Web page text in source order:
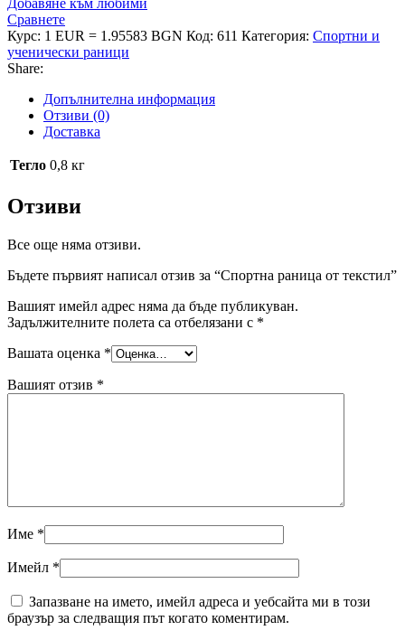
Добавяне към любими
Сравнете
Курс: 1 EUR = 1.95583 BGN Код: 611 Категория: Спортни и
ученически раници
Share:
Допълнителна информация
Отзиви (0)
Доставка
Тегло 0,8 кг
Отзиви
Все още няма отзиви.
Бъдете първият написал отзив за “Спортна раница от текстил”
Вашият имейл адрес няма да бъде публикуван.
Задължителните полета са отбелязани с *
Вашата оценка *
Вашият отзив *
Име *
Имейл *
Запазване на името, имейл адреса и уебсайта ми в този
браузър за следващия път когато коментирам.